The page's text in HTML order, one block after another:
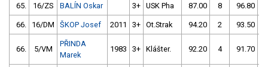
65. 16/ZS BALÍN Oskar 3+ USK Pha 87.00 8 96.80
66. 16/DM ŠKOP Josef 2011 3+ Ot.Strak 94.20 2 93.50
66. 5/VM
PŘINDA
Marek
1983 3+ Klášter. 92.20 4 91.70